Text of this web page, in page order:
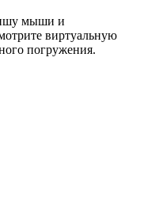
мыши и
виртуальную
погружения.